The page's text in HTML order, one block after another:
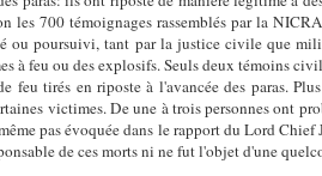
les 700 témoignages rassemblés par la
poursuivi, tant par la justice civile que
à feu ou des explosifs. Seuls deux témoins
feu tirés en riposte à l'avancée des paras.
victimes. De une à trois personnes ont
pas évoquée dans le rapport du Lord
de ces morts ni ne fut l'objet d'une